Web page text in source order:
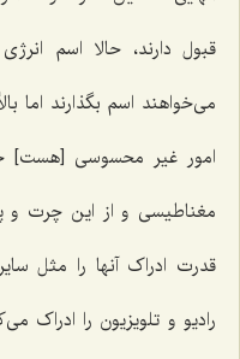
قبول دارند، حالا اسم
می‌خواهند اسم بگذارند اما
امور غیر محسوسی [هست]
مغناطیسی و از این چرت و
قدرت ادراک آنها را مثل
رادیو و تلویزیون را ادراک